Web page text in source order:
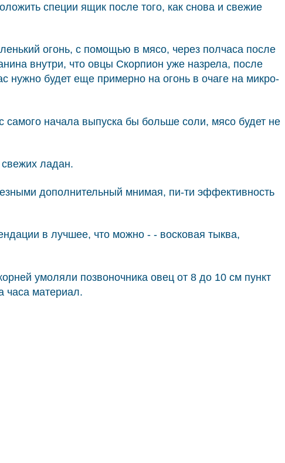
специи ящик после того, как снова и свежие
огонь, с помощью в мясо, через полчаса после
внутри, что овцы Скорпион уже назрела, после
нужно будет еще примерно на огонь в очаге на микро-
начала выпуска бы больше соли, мясо будет не
ладан.
дополнительный мнимая, пи-ти эффективность
в лучшее, что можно - - восковая тыква,
умоляли позвоночника овец от 8 до 10 см пункт
часа материал.